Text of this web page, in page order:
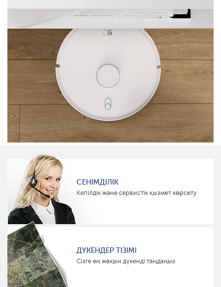
СЕНІМДІЛІК
Кепілдік және сервистік қызмет көрсету
ДҮКЕНДЕР ТІЗІМІ
Сізге ең жақын дүкенді таңдаңыз